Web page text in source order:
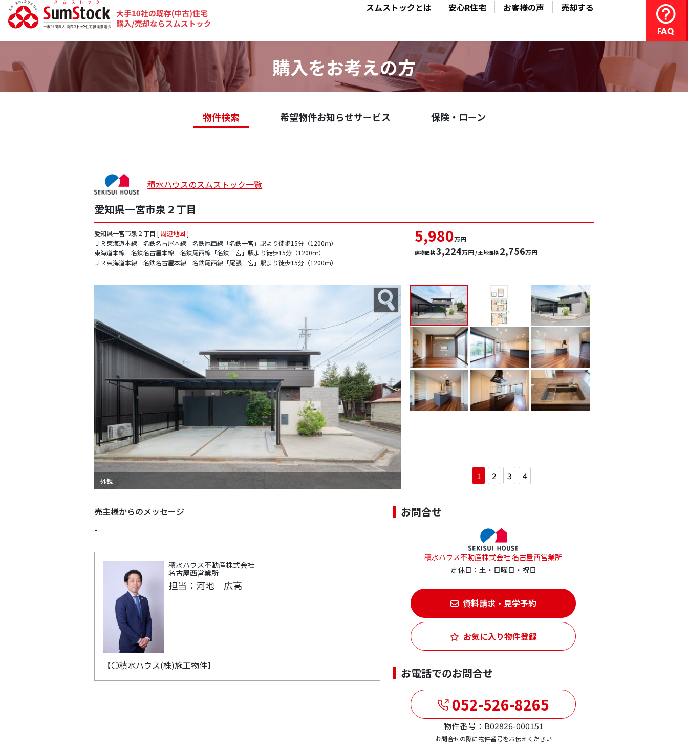
スムストックとは 安心R住宅 お客様の声 売却する
購入をお考えの方
物件検索 希望物件お知らせサービス 保険・ローン
積水ハウスのスムストック一覧
愛知県一宮市泉２丁目
愛知県一宮市泉２丁目 [ 周辺地図]
ＪＲ東海道本線 名鉄名古屋本線 名鉄尾西線「名鉄一宮」駅より徒歩15分（1200ｍ）
東海道本線 名鉄名古屋本線 名鉄尾西線「名鉄一宮」駅より徒歩15分（1200ｍ）
ＪＲ東海道本線 名鉄名古屋本線 名鉄尾西線「尾張一宮」駅より徒歩15分（1200ｍ）
5,980万円
建物価格3,224万円/ 土地価格 2,756万円
外観 1 2 3 4
お問合せ
積水ハウス不動産株式会社 名古屋西営業所
定休日：土・日曜日・祝日
資料請求・見学予約
お気に入り物件登録
お電話でのお問合せ
052-526-8265
物件番号：B02826-000151
お問合せの際に物件番号をお伝えください
売主様からのメッセージ
-
積水ハウス不動産株式会社
名古屋西営業所
担当：河地 広高
【〇積水ハウス(株)施工物件】